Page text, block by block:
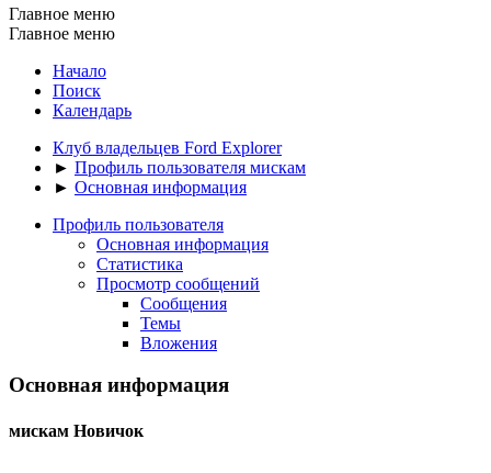
Главное меню
Главное меню
Начало
Поиск
Календарь
Клуб владельцев Ford Explorer
► Профиль пользователя мискам
► Основная информация
Профиль пользователя
Основная информация
Статистика
Просмотр сообщений
Сообщения
Темы
Вложения
Основная информация
мискам Новичок